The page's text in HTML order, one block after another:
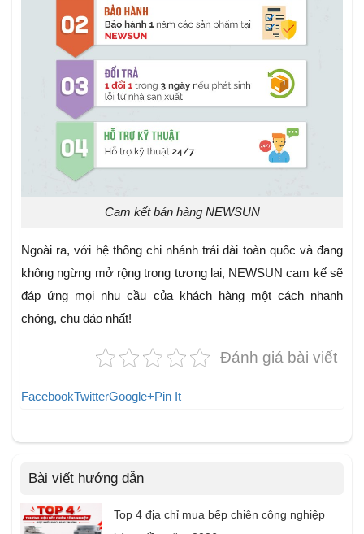
Cam kết bán hàng NEWSUN
Ngoài ra, với hệ thống chi nhánh trải dài toàn quốc và đang
không ngừng mở rộng trong tương lai, NEWSUN cam kế sẽ
đáp ứng mọi nhu cầu của khách hàng một cách nhanh
chóng, chu đáo nhất!
Đánh giá bài viết
FacebookTwitterGoogle+Pin It
Bài viết hướng dẫn
Top 4 địa chỉ mua bếp chiên công nghiệp